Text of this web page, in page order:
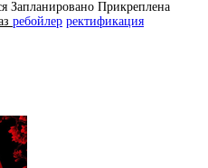
Запланировано Прикреплена
ребойлер ректификация